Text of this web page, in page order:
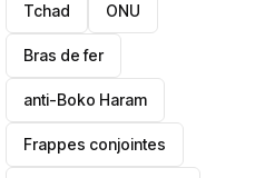
‎Tchad ONU
Bras de fer
anti-Boko Haram
Frappes conjointes